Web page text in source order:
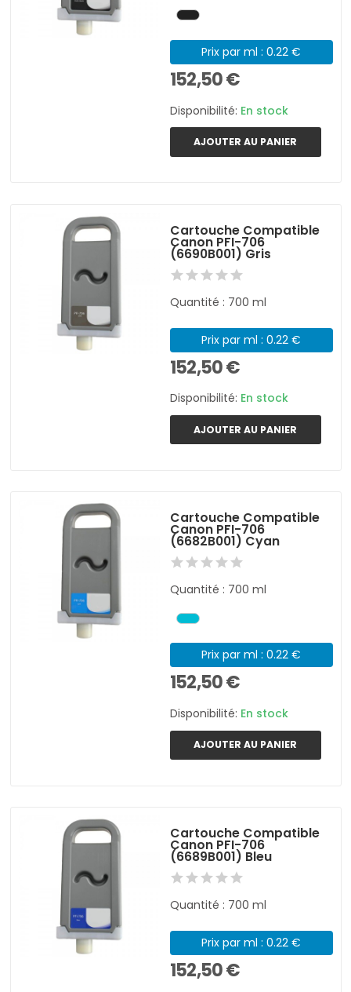
Prix par ml : 0.22 €
152,50 €
Disponibilité: En stock
AJOUTER AU PANIER
Cartouche Compatible
Canon PFI-706
(6690B001) Gris
Quantité : 700 ml
Prix par ml : 0.22 €
152,50 €
Disponibilité: En stock
AJOUTER AU PANIER
Cartouche Compatible
Canon PFI-706
(6682B001) Cyan
Quantité : 700 ml
Prix par ml : 0.22 €
152,50 €
Disponibilité: En stock
AJOUTER AU PANIER
Cartouche Compatible
Canon PFI-706
(6689B001) Bleu
Quantité : 700 ml
Prix par ml : 0.22 €
152,50 €